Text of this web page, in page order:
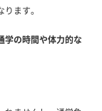
ます。
学の時間や体力的な